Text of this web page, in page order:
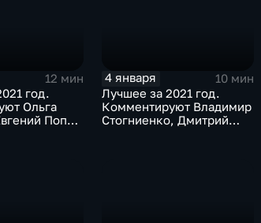
12 мин
год.
Ольга
Попов
4 января
10 мин
Лучшее за 2021 год.
Комментируют Владимир
Стогниенко, Дмитрий